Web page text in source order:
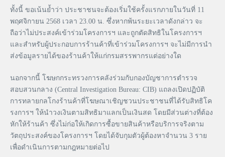
ทั้งนี้ ขอเน้นย้ำว่า ประชาชนจะต้องเริ่มใช้ครั้งแรกภายในวันที่ 11
พฤศจิกายน 2568 เวลา 23.00 น. ซึ่งหากพ้นระยะเวลาดังกล่าว จะ
ถือว่าไม่ประสงค์เข้าร่วมโครงการฯ และถูกตัดสิทธิในโครงการฯ
และสำหรับผู้ประกอบการร้านค้าที่เข้าร่วมโครงการฯ จะไม่มีการนำ
ส่งข้อมูลรายได้ของร้านค้าให้แก่กรมสรรพากรแต่อย่างใด
นอกจากนี้ โฆษกกระทรวงการคลังร่วมกับกองบัญชาการตำรวจ
สอบสวนกลาง (Central Investigation Bureau: CIB) แถลงเปิดปฏิบัติ
การทลายกลโกงร้านค้าที่โฆษณาเชิญชวนประชาชนที่ได้รับสิทธิโค
รงการฯ ให้นำวงเงินตามสิทธิมาแลกเป็นเงินสด โดยมีส่วนต่างที่ต้อง
หักให้ร้านค้า ซึ่งไม่ก่อให้เกิดการซื้อขายสินค้าหรือบริการจริงตาม
วัตถุประสงค์ของโครงการฯ โดยได้จับกุมตัวผู้ต้องหาจำนวน 3 ราย
เพื่อดำเนินการตามกฎหมายต่อไป